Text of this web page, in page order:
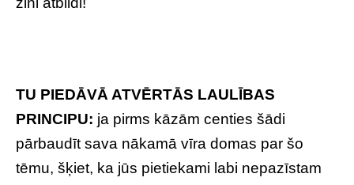
TU PIEDĀVĀ ATVĒRTĀS LAULĪBAS
PRINCIPU: ja pirms kāzām centies šādi
pārbaudīt sava nākamā vīra domas par šo
tēmu, šķiet, ka jūs pietiekami labi nepazīstam